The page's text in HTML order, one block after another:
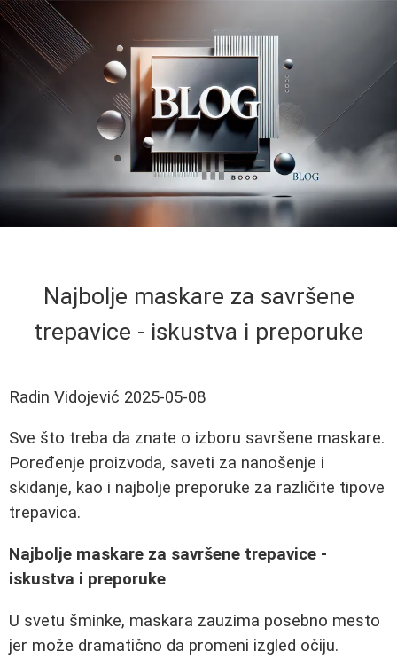
Najbolje maskare za savršene
trepavice - iskustva i preporuke
Radin Vidojević 2025-05-08
Sve što treba da znate o izboru savršene maskare.
Poređenje proizvoda, saveti za nanošenje i
skidanje, kao i najbolje preporuke za različite tipove
trepavica.
Najbolje maskare za savršene trepavice -
iskustva i preporuke
U svetu šminke, maskara zauzima posebno mesto
jer može dramatično da promeni izgled očiju.